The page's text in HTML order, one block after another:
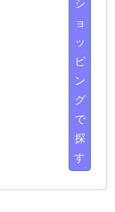
シ
ョ
ッ
ピ
ン
グ
で
探
す